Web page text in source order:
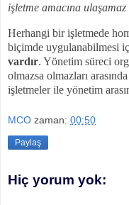
işletme amacına
Herhangi bir işletmede
biçimde uygulanabilmesi
vardır. Yönetim süreci
olmazsa olmazları
işletmeler ile yönetim
MCO zaman: 00:50
Paylaş
Hiç yorum yok: